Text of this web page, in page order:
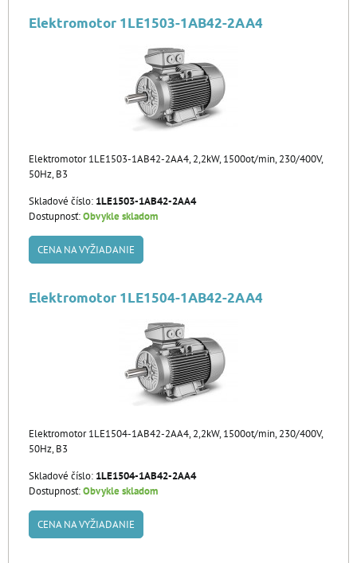
Elektromotor 1LE1503-1AB42-2AA4
Elektromotor 1LE1503-1AB42-2AA4, 2,2kW, 1500ot/min, 230/400V,
50Hz, B3
Skladové číslo: 1LE1503-1AB42-2AA4
Dostupnosť:Obvykle skladom
CENA NA VYŽIADANIE
Elektromotor 1LE1504-1AB42-2AA4
Elektromotor 1LE1504-1AB42-2AA4, 2,2kW, 1500ot/min, 230/400V,
50Hz, B3
Skladové číslo: 1LE1504-1AB42-2AA4
Dostupnosť:Obvykle skladom
CENA NA VYŽIADANIE